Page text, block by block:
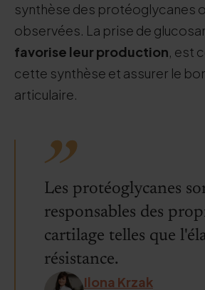
synthèse des protéoglycanes
observées. La prise de
favorise leur production, est
cette synthèse et assurer le
articulaire.
Les protéoglycanes
responsables des
cartilage telles que
résistance.
Ilona Krzak